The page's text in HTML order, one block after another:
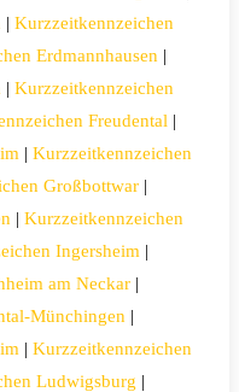
| Kurzzeitkennzeichen
Erdmannhausen |
| Kurzzeitkennzeichen
Freudental |
| Kurzzeitkennzeichen
Großbottwar|
| Kurzzeitkennzeichen
Ingersheim |
am Neckar|
Münchingen |
| Kurzzeitkennzeichen
Ludwigsburg |